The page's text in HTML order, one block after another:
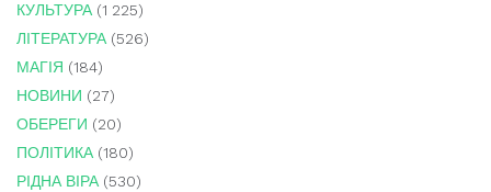
КУЛЬТУРА(1 225)
ЛІТЕРАТУРА(526)
МАГІЯ (184)
НОВИНИ (27)
ОБЕРЕГИ (20)
ПОЛІТИКА(180)
РІДНА ВІРА(530)